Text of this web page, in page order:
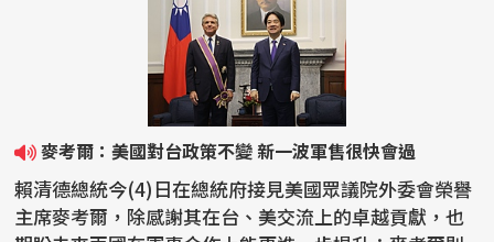
麥考爾：美國對台政策不變 新一波軍售很快會過
賴清德總統今(4)日在總統府接見美國眾議院外委會榮譽
主席麥考爾，除感謝其在台、美交流上的卓越貢獻，也